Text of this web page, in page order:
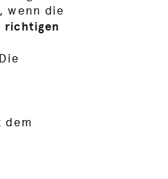
wenn die
richtigen
dem